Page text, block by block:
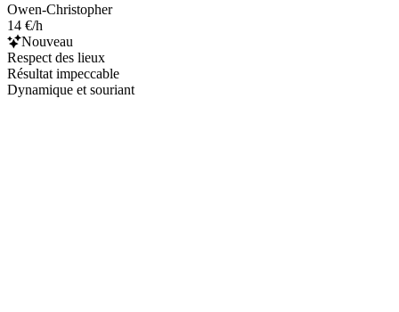
Owen-Christopher
14 €/h
Nouveau
Respect des lieux
Résultat impeccable
Dynamique et souriant